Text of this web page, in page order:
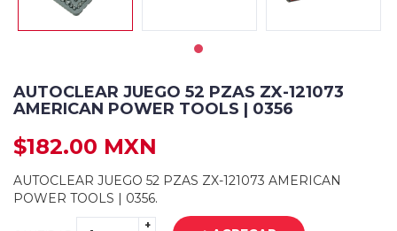
AUTOCLEAR JUEGO 52 PZAS ZX-121073
AMERICAN POWER TOOLS | 0356
$182.00 MXN
AUTOCLEAR JUEGO 52 PZAS ZX-121073 AMERICAN
POWER TOOLS | 0356.
+